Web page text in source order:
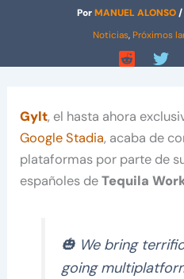
PorMANUEL ALONSO/
Noticias, Próximos
Gylt, el hasta ahora
Google Stadia, acaba de
plataformas por parte de
españoles deTequila
🎃 We bring
going